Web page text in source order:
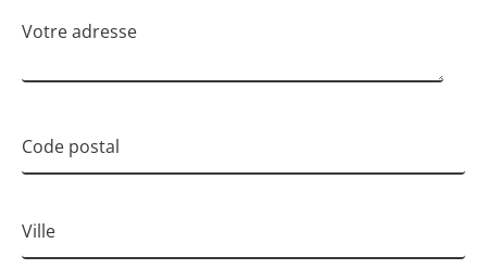
Votre adresse
Code postal
Ville